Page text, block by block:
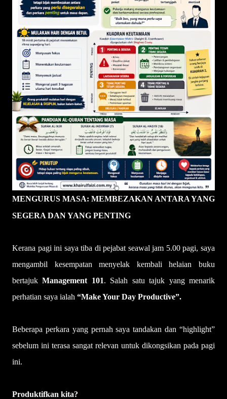
MENGURUS MASA: MEMBEZAKAN ANTARA YANG
SEGERA DAN YANG PENTING
Kerana pagi ini saya tiba di pejabat seawal jam 5.00 pagi, saya
mengambil kesempatan menyelak kembali helaian buku
bertajukManagement 101. Salah satu tajuk yang menarik
perhatian saya ialah “Make Your Day Productive”.
Beberapa perkara yang pernah saya tandakan dan “highlight”
sebelum ini terasa sangat relevan untuk dikongsikan pada pagi
ini.
Produktifkan kita?